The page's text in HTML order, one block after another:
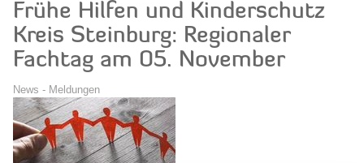
Frühe Hilfen und Kinderschutz
Kreis Steinburg: Regionaler
Fachtag am 05. November
News - Meldungen